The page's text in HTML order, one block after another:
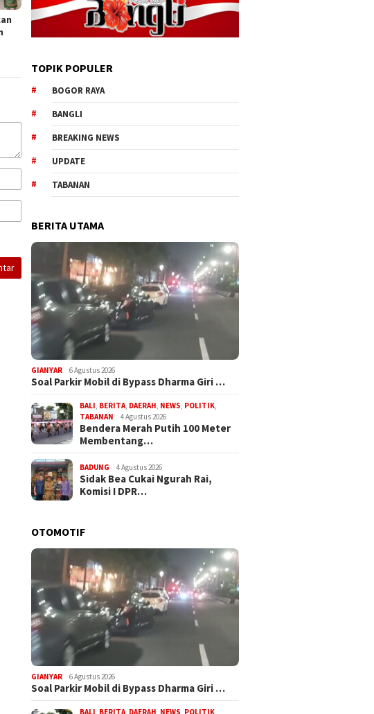
TOPIK POPULER
BOGOR RAYA
BANGLI
BREAKING NEWS
UPDATE
TABANAN
BERITA UTAMA
GIANYAR 6 Agustus 2026
Soal Parkir Mobil di Bypass Dharma Giri …
BALI, BERITA, DAERAH, NEWS, POLITIK,
TABANAN
4 Agustus 2026
Bendera Merah Putih 100 Meter
Membentang…
BADUNG 4 Agustus 2026
Sidak Bea Cukai Ngurah Rai,
Komisi I DPR…
OTOMOTIF
GIANYAR 6 Agustus 2026
Soal Parkir Mobil di Bypass Dharma Giri …
BALI BERITA DAERAH NEWS POLITIK